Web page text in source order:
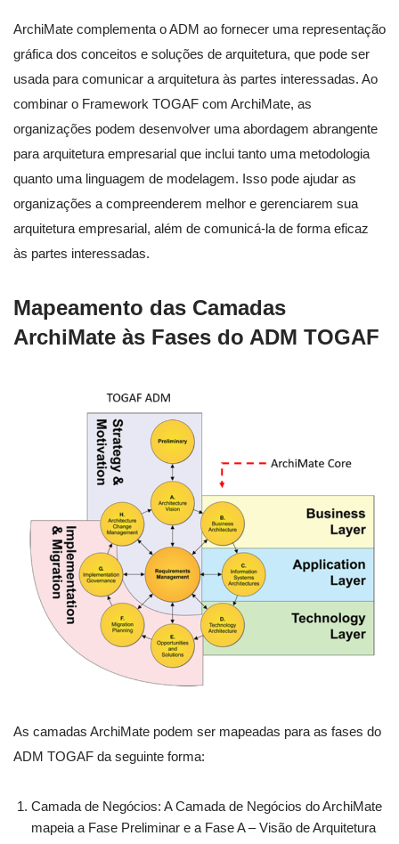
ArchiMate complementa o ADM ao fornecer uma representação
gráfica dos conceitos e soluções de arquitetura, que pode ser
usada para comunicar a arquitetura às partes interessadas. Ao
combinar o Framework TOGAF com ArchiMate, as
organizações podem desenvolver uma abordagem abrangente
para arquitetura empresarial que inclui tanto uma metodologia
quanto uma linguagem de modelagem. Isso pode ajudar as
organizações a compreenderem melhor e gerenciarem sua
arquitetura empresarial, além de comunicá-la de forma eficaz
às partes interessadas.
Mapeamento das Camadas
ArchiMate às Fases do ADM TOGAF
As camadas ArchiMate podem ser mapeadas para as fases do
ADM TOGAF da seguinte forma:
Camada de Negócios: A Camada de Negócios do ArchiMate
mapeia a Fase Preliminar e a Fase A – Visão de Arquitetura